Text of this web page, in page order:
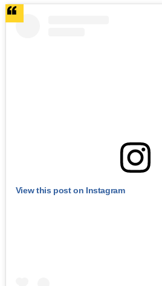
View this post on Instagram